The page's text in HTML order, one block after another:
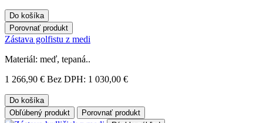
Do košíka
Porovnať produkt
Zástava golfistu z medi
Materiál: meď, tepaná..
1 266,90 € Bez DPH: 1 030,00 €
Do košíka
Obľúbený produkt
Porovnať produkt